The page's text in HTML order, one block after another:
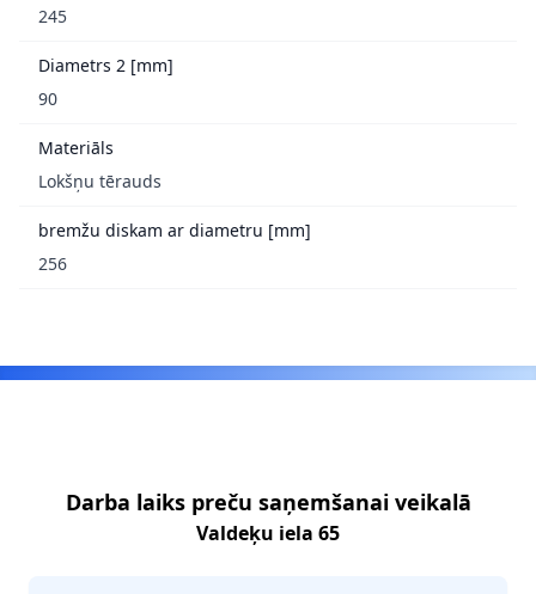
245
Diametrs 2 [mm]
90
Materiāls
Lokšņu tērauds
bremžu diskam ar diametru [mm]
256
Darba laiks preču saņemšanai veikalā
Valdeķu iela 65